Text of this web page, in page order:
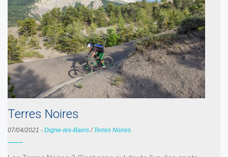
Terres Noires
07/04/2021 - Digne-les-Bains / Terres Noires